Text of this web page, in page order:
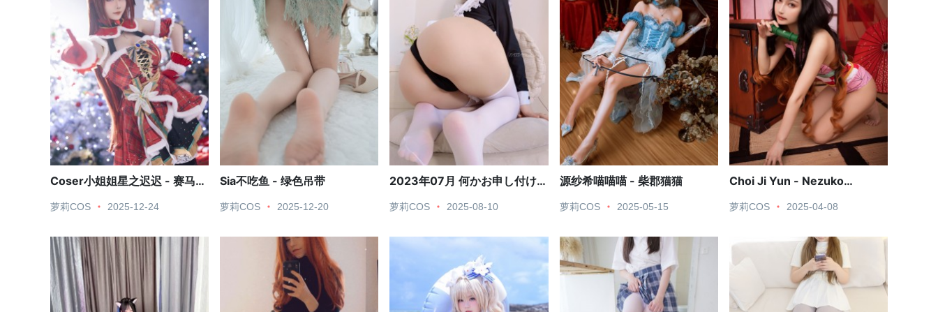
Coser小姐姐星之迟迟 - 赛马
萝莉COS 2025-12-24
Sia不吃鱼 - 绿色吊带
萝莉COS 2025-12-20
2023年07月 何かお申し付けに
萝莉COS 2025-08-10
源纱希喵喵喵 - 柴郡猫猫
萝莉COS 2025-05-15
Choi Ji Yun - Nezuko
萝莉COS 2025-04-08